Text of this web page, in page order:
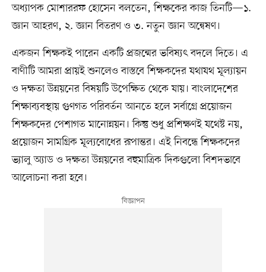
অধ্যাপক মোশাররফ হোসেন বলতেন, শিক্ষকের কাজ তিনটি—১.
জ্ঞান আহরণ, ২. জ্ঞান বিতরণ ও ৩. নতুন জ্ঞান অন্বেষণ।
একজন শিক্ষকই পারেন একটি প্রজন্মের ভবিষ্যৎ বদলে দিতে। এ
বাণীটি আমরা প্রায়ই শুনলেও বাস্তবে শিক্ষকদের যথাযথ মূল্যায়ন
ও দক্ষতা উন্নয়নের বিষয়টি উপেক্ষিত থেকে যায়। বাংলাদেশের
শিক্ষাব্যবস্থায় গুণগত পরিবর্তন আনতে হলে সর্বাগ্রে প্রয়োজন
শিক্ষকদের পেশাগত মানোন্নয়ন। কিন্তু শুধু প্রশিক্ষণই যথেষ্ট নয়,
প্রয়োজন সামগ্রিক মূল্যবোধের রূপান্তর। এই নিবন্ধে শিক্ষকদের
ভ্যালু অ্যাড ও দক্ষতা উন্নয়নের বহুমাত্রিক দিকগুলো বিশদভাবে
আলোচনা করা হবে।